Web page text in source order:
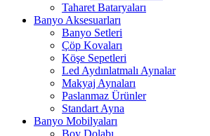
Taharet Bataryaları
Banyo Aksesuarları
Banyo Setleri
Çöp Kovaları
Köşe Sepetleri
Led Aydınlatmalı Aynalar
Makyaj Aynaları
Paslanmaz Ürünler
Standart Ayna
Banyo Mobilyaları
Boy Dolabı